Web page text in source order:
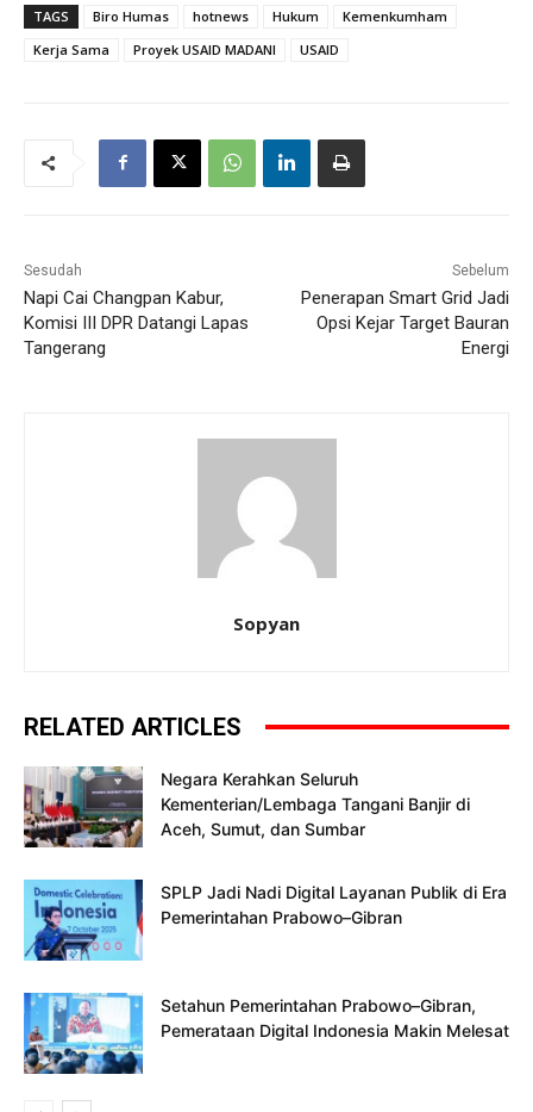
TAGS Biro Humas hotnews Hukum
Kemenkumham
Kerja Sama
Proyek USAID MADANI USAID
Sesudah
Napi Cai Changpan Kabur,
Komisi III DPR Datangi Lapas
Tangerang
Sebelum
Penerapan Smart Grid Jadi
Opsi Kejar Target Bauran
Energi
Sopyan
RELATED ARTICLES
Negara Kerahkan Seluruh
Kementerian/Lembaga Tangani Banjir di
Aceh, Sumut, dan Sumbar
SPLP Jadi Nadi Digital Layanan Publik di Era
Pemerintahan Prabowo–Gibran
Setahun Pemerintahan Prabowo–Gibran,
Pemerataan Digital Indonesia Makin Melesat